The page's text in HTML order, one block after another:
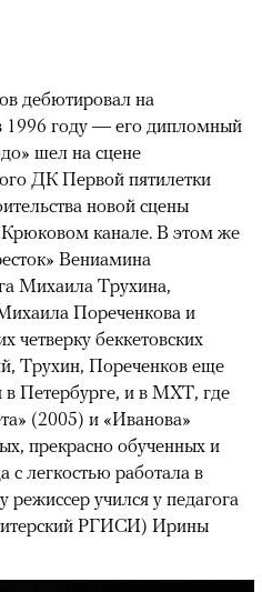
дебютировал на
1996 году — его дипломный
шел на сцене
ДК Первой пятилетки
новой сцены
канале. В этом же
Вениамина
Михаила Трухина,
Пореченкова и
четверку беккетовских
Трухин, Пореченков еще
в Петербурге, и в МХТ, где
(2005) и «Иванова»
прекрасно обученных и
с легкостью работала в
учился у педагога
РГИСИ) Ирины